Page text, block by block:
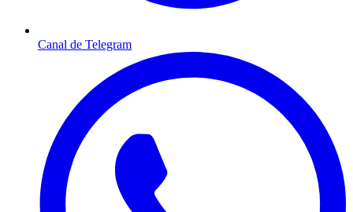
Canal de Telegram